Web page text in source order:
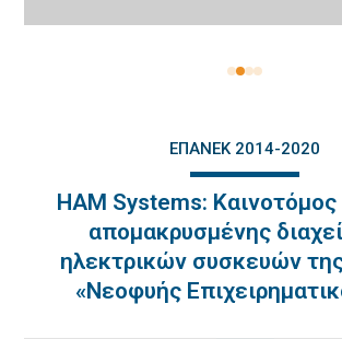
ΕΠΑΝΕΚ 2014-2020
HAM Systems: Καινοτόμος
απομακρυσμένης
ηλεκτρικών συσκευών
«Νεοφυής